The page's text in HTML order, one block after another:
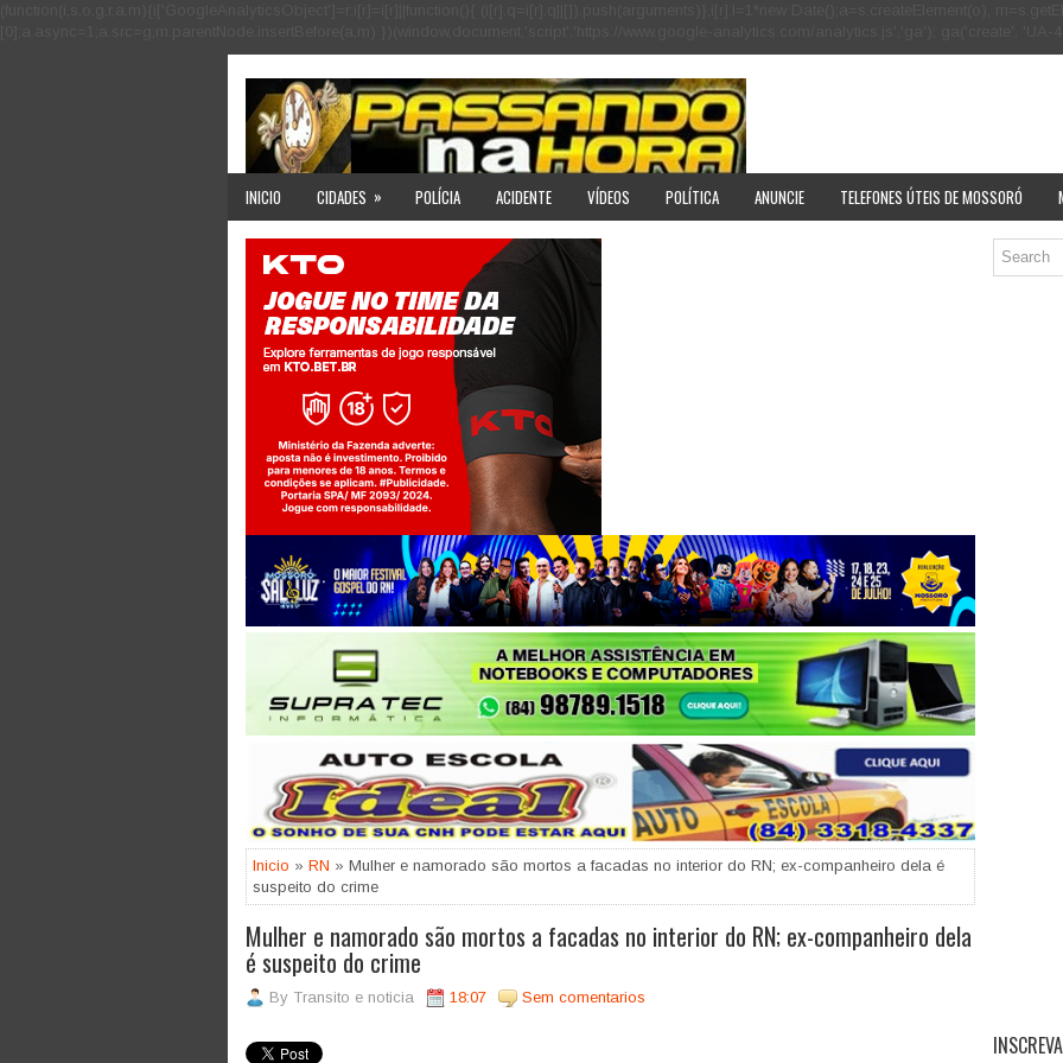
INICIO CIDADES » POLÍCIA ACIDENTE VÍDEOS POLÍTICA ANUNCIE TELEFONES ÚTEIS DE MOSSORÓ
Jogue com responsabilidade. 18+
Inicio » RN » Mulher e namorado são mortos a facadas no interior do RN; ex-companheiro dela é
suspeito do crime
Mulher e namorado são mortos a facadas no interior do RN; ex-companheiro dela
é suspeito do crime
By Transito e noticia 18:07 Sem comentarios